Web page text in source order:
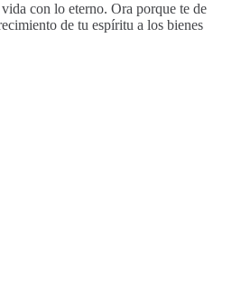
con lo eterno. Ora porque te de
de tu espíritu a los bienes